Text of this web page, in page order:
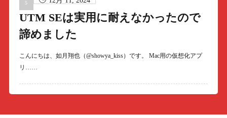
UTM SEは実用に耐えなかったので
諦めました
こんにちは、如月翔也（@showya_kiss）です。 Mac用の仮想化アプ
リ……